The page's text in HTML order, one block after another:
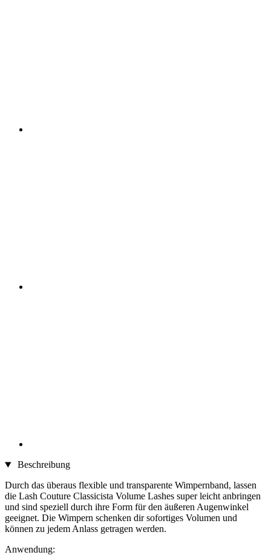
Beschreibung
Durch das überaus flexible und transparente Wimpernband, lassen
die Lash Couture Classicista Volume Lashes super leicht anbringen
und sind speziell durch ihre Form für den äußeren Augenwinkel
geeignet. Die Wimpern schenken dir sofortiges Volumen und
können zu jedem Anlass getragen werden.
Anwendung: